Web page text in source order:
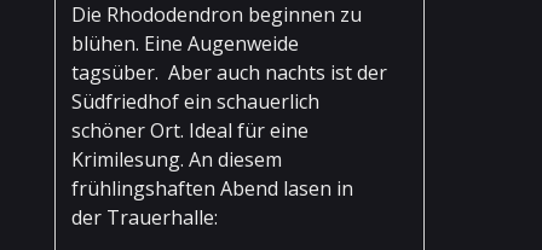
Die Rhododendron beginnen zu
blühen. Eine Augenweide
tagsüber. Aber auch nachts ist der
Südfriedhof ein schauerlich
schöner Ort. Ideal für eine
Krimilesung. An diesem
frühlingshaften Abend lasen in
der Trauerhalle: